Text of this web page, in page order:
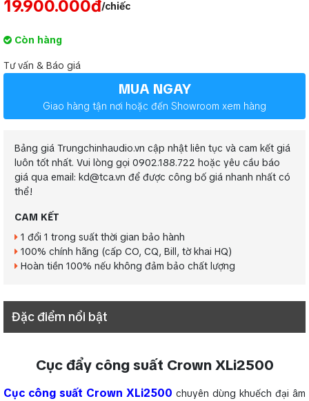
19.900.000đ/chiếc
Còn hàng
Tư vấn & Báo giá
MUA NGAY
Giao hàng tận nơi hoặc đến Showroom xem hàng
Bảng giá Trungchinhaudio.vn cập nhật liên tục và cam kết giá
luôn tốt nhất. Vui lòng gọi 0902.188.722 hoặc yêu cầu báo
giá qua email: kd@tca.vn để được công bố giá nhanh nhất có
thể!
CAM KẾT
1 đổi 1 trong suất thời gian bảo hành
100% chính hãng (cấp CO, CQ, Bill, tờ khai HQ)
Hoàn tiền 100% nếu không đảm bảo chất lượng
Đặc điểm nổi bật
Cục đẩy công suất Crown XLi2500
Cục công suất Crown XLi2500 chuyên dùng khuếch đại âm